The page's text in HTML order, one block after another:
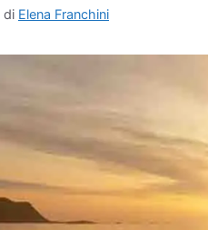
di Elena Franchini